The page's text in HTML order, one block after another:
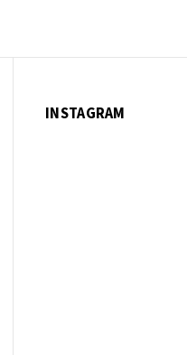
INSTAGRAM